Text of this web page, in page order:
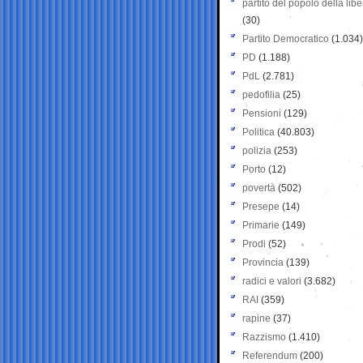
partito del popolo della
(30)
Partito Democratico (1.034)
PD (1.188)
PdL (2.781)
pedofilia (25)
Pensioni (129)
Politica (40.803)
polizia (253)
Porto (12)
povertà (502)
Presepe (14)
Primarie (149)
Prodi (52)
Provincia (139)
radici e valori (3.682)
RAI (359)
rapine (37)
Razzismo (1.410)
Referendum (200)